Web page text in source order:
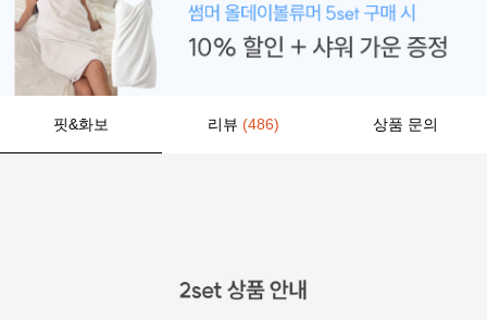
핏&화보 리뷰 (486) 상품 문의